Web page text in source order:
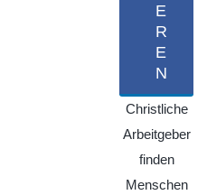
E
R
E
N
Christliche
Arbeitgeber
finden
Menschen